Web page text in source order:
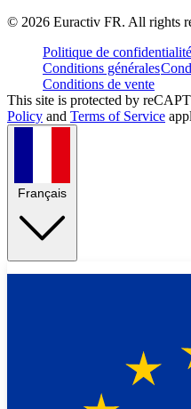
© 2026 Euractiv FR. All rights
Politique de confidentialité
Conditions générales
Conditions de vente
This site is protected by
Policy and Terms of Service
Français